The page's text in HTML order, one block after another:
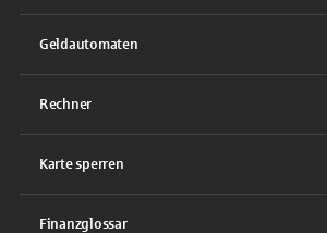
Geldautomaten
Rechner
Karte sperren
Finanzglossar